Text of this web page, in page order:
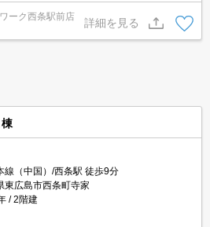
ン東広島店まで徒歩５分と利便性の良い好
ッグストア等も近隣にあり充実した住環
なので光熱費がお得！！リビングが中心と
導線もスムーズ☆３ＤＫで子供部屋もし
ーク西条駅前店
詳細を見る
線（中国）/西条駅 徒歩9分
東広島市西条町寺家
2階建